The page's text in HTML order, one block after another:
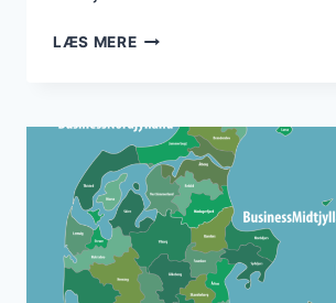
LÆS MEREDANMARKSBUSINESS
PÅ
REDAKTØREN
TIL
NYHEDSMEDIET